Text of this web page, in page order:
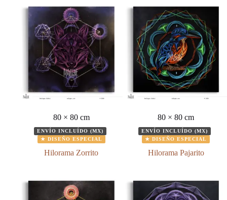
80 × 80 cm
ENVÍO INCLUÍDO (MX)
★ DISEÑO ESPECIAL
Hilorama Zorrito
80 × 80 cm
ENVÍO INCLUÍDO (MX)
★ DISEÑO ESPECIAL
Hilorama Pajarito